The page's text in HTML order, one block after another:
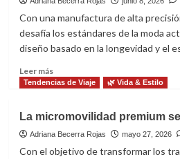
Con una manufactura de alta
desafía los estándares de la moda
diseño basado en la longevidad y el
Leer másLeer
más
arte
de
viajar
Tendencias de Viaje 🌿 Vida & Estilo
La micromovilidad premium
Adriana Becerra Rojas mayo 27, 2026
Con el objetivo de transformar los